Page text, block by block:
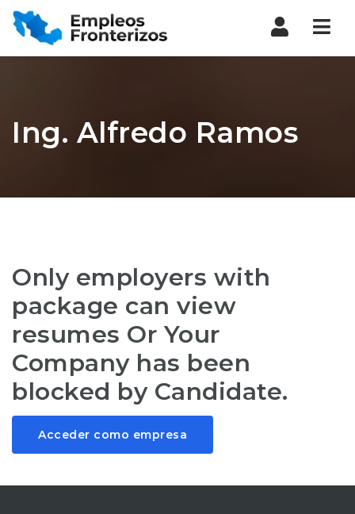
Ing. Alfredo Ramos
Only employers with
package can view
resumes Or Your
Company has been
blocked by Candidate.
Acceder como empresa